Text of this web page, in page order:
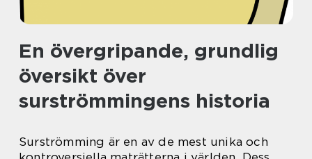
En övergripande, grundlig
översikt över
surströmmingens historia
Surströmming är en av de mest unika och